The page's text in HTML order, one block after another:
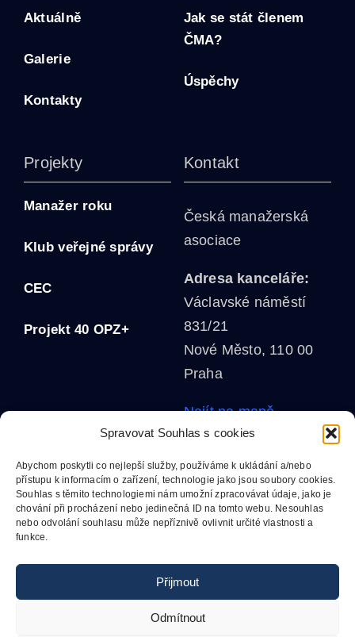
Spravovat Souhlas s cookies
Abychom poskytli co nejlepší služby, používáme k ukládání a/nebo
přístupu k informacím o zařízení, technologie jako jsou soubory cookies.
Souhlas s těmito technologiemi nám umožní zpracovávat údaje, jako je
chování při procházení nebo jedinečná ID na tomto webu. Nesouhlas
nebo odvolání souhlasu může nepříznivě ovlivnit určité vlastnosti a
funkce.
Přijmout
Odmítnout
Aktuálně
Galerie
Kontakty
Jak se stát členem
ČMA?
Úspěchy
Projekty
Manažer roku
Klub veřejné správy
CEC
Projekt 40 OPZ+
Kontakt
Česká manažerská
asociace
Adresa kanceláře:
Václavské náměstí
831/21
Nové Město, 110 00
Praha
Najít na mapě
MgA. Helena Grofová
mobil:+420 602 611
970
e-mail: